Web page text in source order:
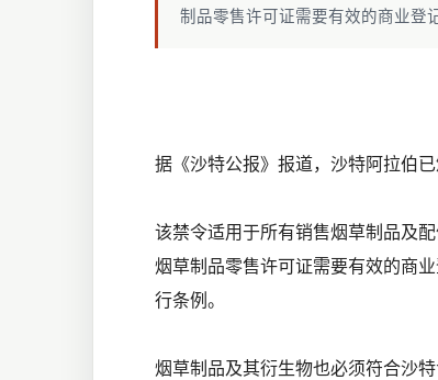
制品零售许可证需要有效的商业登
据《沙特公报》报道，沙特阿拉伯
该禁令适用于所有销售烟草制品及
烟草制品零售许可证需要有效的商
行条例。
烟草制品及其衍生物也必须符合沙